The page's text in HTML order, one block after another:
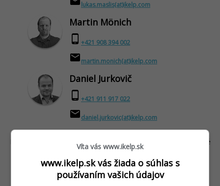
lukas.maslis(at)ikelp.com
Martin Mönich
phone_android +421 908 394 002
emailmartin.monich(at)ikelp.com
Daniel Jurkovič
phone_android +421 911 917 022
emaildaniel.jurkovic(at)ikelp.com
INFOLINKA: +421 34 239 9541, od 9:00 do 15:00 cez pracovné
dni.
Servisní partneri
Víta vás www.ikelp.sk
www.ikelp.sk vás žiada o súhlas s
používaním vašich údajov